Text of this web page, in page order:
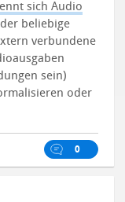
sich Audio
beliebige
verbundene
sein)
oder
0